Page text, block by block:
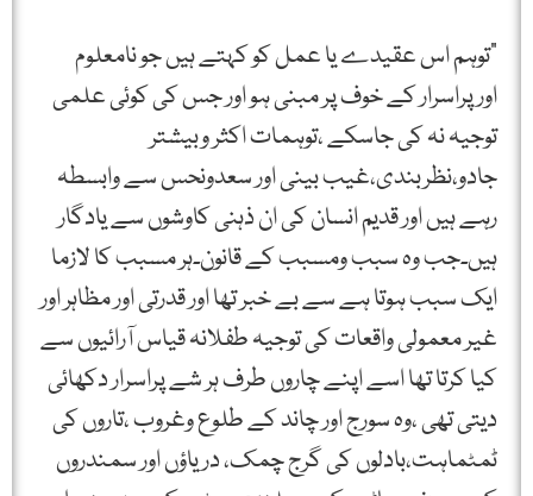
"توہم اس عقیدے یا عمل کو کہتے ہیں جو نامعلوم
اورپراسرار کے خوف پر مبنی ہو اور جس کی کوئی علمی
توجیہ نہ کی جاسکے ،توہمات اکثر وبیشتر
جادو،نظربندی،غیب بینی اور سعدونحس سے وابسطہ
رہے ہیں اور قدیم انسان کی ان ذہنی کاوشوں سے یادگار
ہیں۔جب وہ سبب ومسبب کے قانون۔ہر مسبب کا لازما
ایک سبب ہوتا ہے سے بے خبر تھا اور قدرتی اور مظاہر اور
غیر معمولی واقعات کی توجیہ طفلانہ قیاس آرائیوں سے
کیا کرتا تھا اسے اپنے چاروں طرف ہر شے پراسرار دکھائی
دیتی تھی ،وہ سورج اور چاند کے طلوع وغروب ،تاروں کی
ٹمٹماہت،بادلوں کی گرج چمک، دریاؤں اور سمندروں